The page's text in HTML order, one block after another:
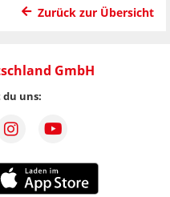
Zurück zur Übersicht
GmbH
uns: